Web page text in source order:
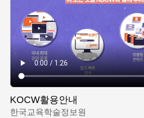
KOCW활용안내
한국교육학술정보원